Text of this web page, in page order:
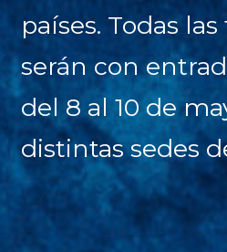
países. Todas
serán con
del 8 al 10 de
distintas sedes